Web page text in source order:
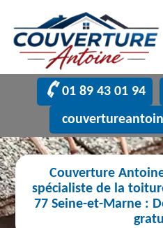
01 89 43 01 94
Couverture
spécialiste de la
77 Seine-et-Marne :